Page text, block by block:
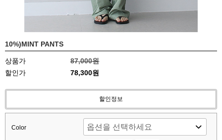
10%)MINT PANTS
상품가
87,000원
할인가
78,300원
할인정보
Color